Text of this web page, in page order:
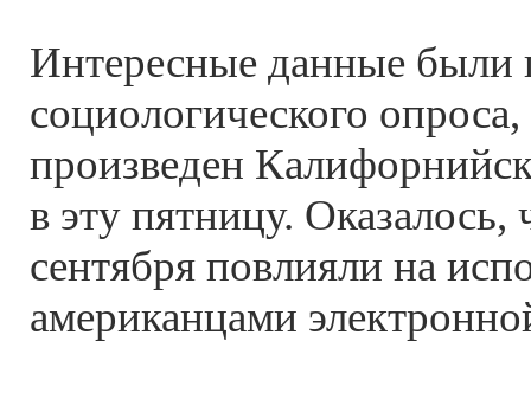
Интересные данные были
социологического
произведен
в эту пятницу. Оказалось,
сентября повлияли на
американцами